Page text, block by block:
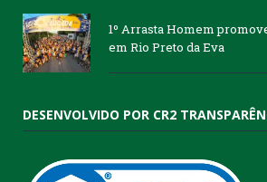
1º Arrasta Homem
em Rio Preto da Eva
DESENVOLVIDO POR CR2